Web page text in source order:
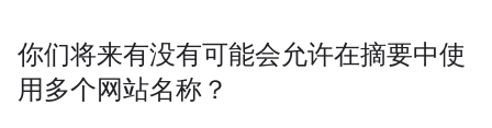
你们将来有没有可能会允许在摘要中使
用多个网站名称？